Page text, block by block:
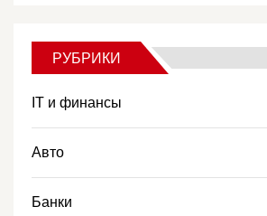
РУБРИКИ
IT и финансы
Авто
Банки